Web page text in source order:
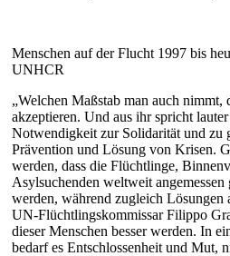
Menschen auf der Flucht 1997 bis
UNHCR
„Welchen Maßstab man auch nimmt,
akzeptieren. Und aus ihr spricht
Notwendigkeit zur Solidarität und zu
Prävention und Lösung von Krisen.
werden, dass die Flüchtlinge,
Asylsuchenden weltweit angemessen
werden, während zugleich Lösungen
UN-Flüchtlingskommissar Filippo
dieser Menschen besser werden. In
bedarf es Entschlossenheit und Mut,